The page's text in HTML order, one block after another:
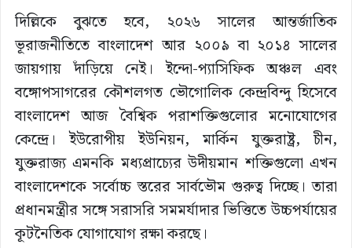
দিল্লিকে বুঝতে হবে, ২০২৬ সালের আন্তর্জাতিক
ভূরাজনীতিতে বাংলাদেশ আর ২০০৯ বা ২০১৪ সালের
জায়গায় দাঁড়িয়ে নেই। ইন্দো-প্যাসিফিক অঞ্চল এবং
বঙ্গোপসাগরের কৌশলগত ভৌগোলিক কেন্দ্রবিন্দু হিসেবে
বাংলাদেশ আজ বৈশ্বিক পরাশক্তিগুলোর মনোযোগের
কেন্দ্রে। ইউরোপীয় ইউনিয়ন, মার্কিন যুক্তরাষ্ট্র, চীন,
যুক্তরাজ্য এমনকি মধ্যপ্রাচ্যের উদীয়মান শক্তিগুলো এখন
বাংলাদেশকে সর্বোচ্চ স্তরের সার্বভৌম গুরুত্ব দিচ্ছে। তারা
প্রধানমন্ত্রীর সঙ্গে সরাসরি সমমর্যাদার ভিত্তিতে উচ্চপর্যায়ের
কূটনৈতিক যোগাযোগ রক্ষা করছে।